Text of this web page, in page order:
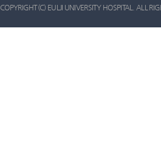
COPYRIGHT(C) EULJI UNIVERSITY HOSPITAL. ALL